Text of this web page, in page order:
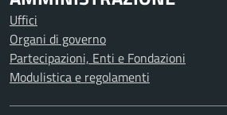
Uffici
Organi di governo
Partecipazioni, Enti e Fondazioni
Modulistica e regolamenti